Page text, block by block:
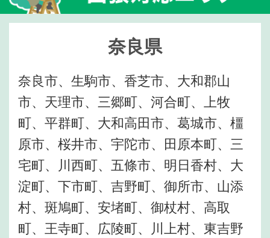
奈良県
奈良市、生駒市、香芝市、大和郡山
市、天理市、三郷町、河合町、上牧
町、平群町、大和高田市、葛城市、橿
原市、桜井市、宇陀市、田原本町、三
宅町、川西町、五條市、明日香村、大
淀町、下市町、吉野町、御所市、山添
村、斑鳩町、安堵町、御杖村、高取
町、王寺町、広陵町、川上村、東吉野